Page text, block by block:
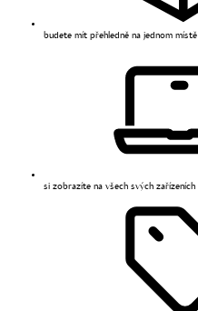
budete mít přehledně na jednom místě
si zobrazíte na všech svých zařízeních